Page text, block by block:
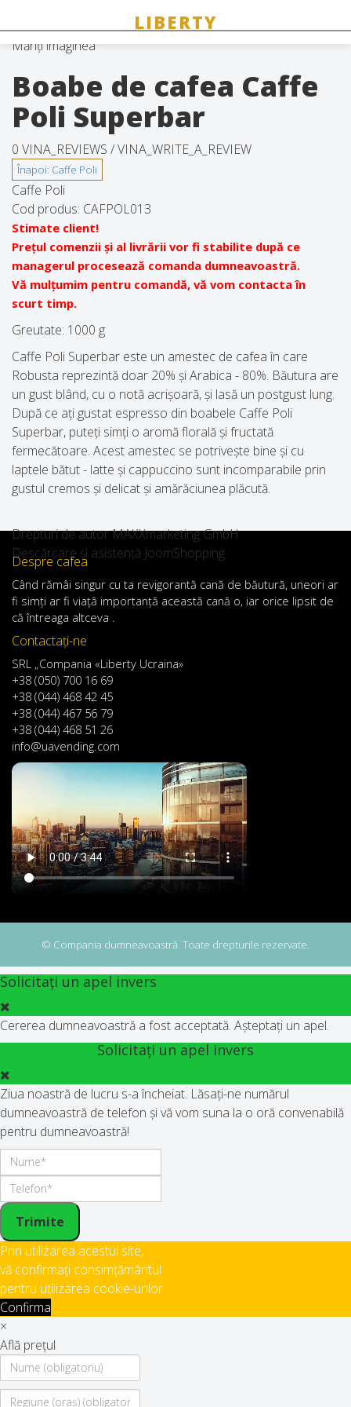
Măriți imaginea
Boabe de cafea Caffe
Poli Superbar
0 VINA_REVIEWS /VINA_WRITE_A_REVIEW
Caffe Poli
Cod produs: CAFPOL013
Stimate client!
Prețul comenzii și al livrării vor fi stabilite după ce
managerul procesează comanda dumneavoastră.
Vă mulțumim pentru comandă, vă vom contacta în
scurt timp.
Greutate: 1000 g
Caffe Poli Superbar este un amestec de cafea în care
Robusta reprezintă doar 20% și Arabica - 80%. Băutura are
un gust blând, cu o notă acrișoară, și lasă un postgust lung.
După ce ați gustat espresso din boabele Caffe Poli
Superbar, puteți simți o aromă florală și fructată
fermecătoare. Acest amestec se potrivește bine și cu
laptele bătut - latte și cappuccino sunt incomparabile prin
gustul cremos și delicat și amărăciunea plăcută.
Drepturi de autor MAXXmarketing GmbH
Descărcare și asistență JoomShopping
Despre cafea
Când rămâi singur cu ta revigorantă cană de băutură, uneori ar
fi simți ar fi viață importanță această cană o, iar orice lipsit de
că întreaga altceva .
Contactaţi-ne
SRL „Compania «Liberty Ucraina»
+38 (050) 700 16 69
+38 (044) 468 42 45
+38 (044) 467 56 79
+38 (044) 468 51 26
info@uavending.com
© Compania dumneavoastră. Toate drepturile rezervate.
Solicitați un apel invers
Cererea dumneavoastră a fost acceptată. Așteptați un apel.
Solicitați un apel invers
Ziua noastră de lucru s-a încheiat. Lăsați-ne numărul
dumneavoastră de telefon și vă vom suna la o oră convenabilă
pentru dumneavoastră!
Trimite
Prin utilizarea acestui site,
vă confirmați consimțământul
pentru utilizarea cookie-urilor
Confirma
×
Află prețul